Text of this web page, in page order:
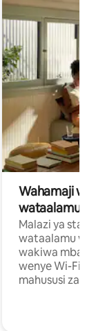
Wahamaji
wataalamu
Malazi ya
wataalamu
wakiwa mbali
wenye Wi-Fi
mahususi za